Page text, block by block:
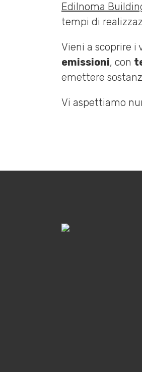
Edilnoma
tempi di
Vieni a scoprire
emissioni, con
emettere
Vi aspettiamo